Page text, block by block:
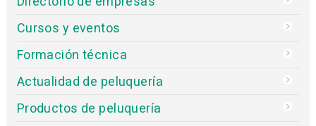
Cursos y eventos
Formación técnica
Actualidad de peluquería
Productos de peluquería